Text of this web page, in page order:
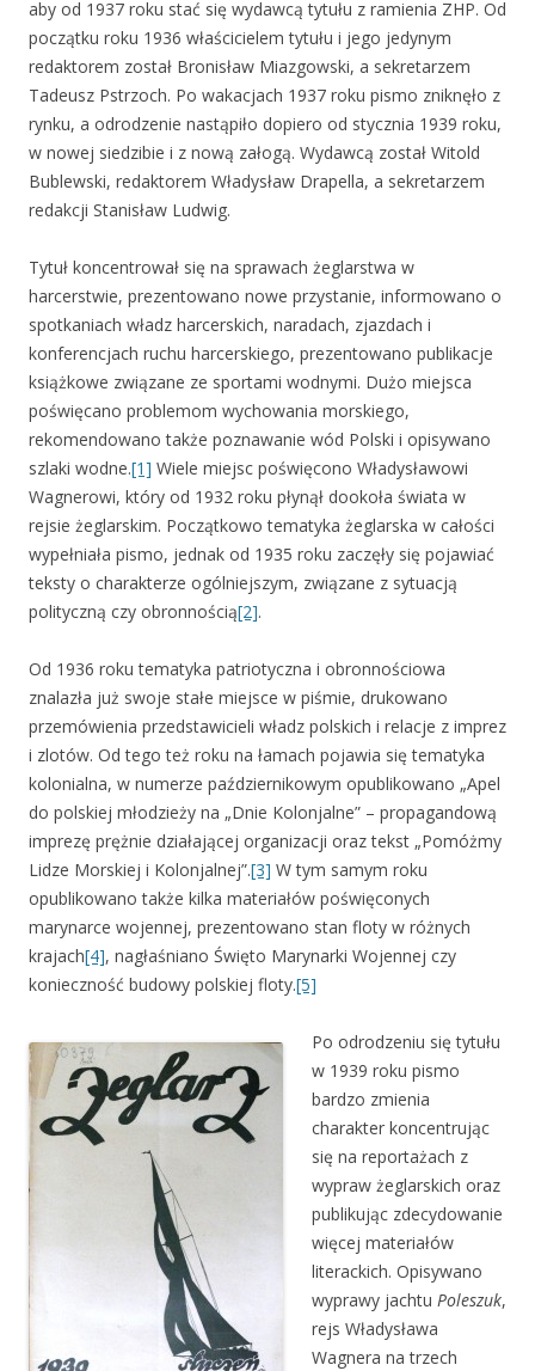
aby od 1937 roku stać się wydawcą tytułu z ramienia ZHP. Od
początku roku 1936 właścicielem tytułu i jego jedynym
redaktorem został Bronisław Miazgowski, a sekretarzem
Tadeusz Pstrzoch. Po wakacjach 1937 roku pismo zniknęło z
rynku, a odrodzenie nastąpiło dopiero od stycznia 1939 roku,
w nowej siedzibie i z nową załogą. Wydawcą został Witold
Bublewski, redaktorem Władysław Drapella, a sekretarzem
redakcji Stanisław Ludwig.
Tytuł koncentrował się na sprawach żeglarstwa w
harcerstwie, prezentowano nowe przystanie, informowano o
spotkaniach władz harcerskich, naradach, zjazdach i
konferencjach ruchu harcerskiego, prezentowano publikacje
książkowe związane ze sportami wodnymi. Dużo miejsca
poświęcano problemom wychowania morskiego,
rekomendowano także poznawanie wód Polski i opisywano
szlaki wodne.[1] Wiele miejsc poświęcono Władysławowi
Wagnerowi, który od 1932 roku płynął dookoła świata w
rejsie żeglarskim. Początkowo tematyka żeglarska w całości
wypełniała pismo, jednak od 1935 roku zaczęły się pojawiać
teksty o charakterze ogólniejszym, związane z sytuacją
polityczną czy obronnością[2].
Od 1936 roku tematyka patriotyczna i obronnościowa
znalazła już swoje stałe miejsce w piśmie, drukowano
przemówienia przedstawicieli władz polskich i relacje z imprez
i zlotów. Od tego też roku na łamach pojawia się tematyka
kolonialna, w numerze październikowym opublikowano „Apel
do polskiej młodzieży na „Dnie Kolonjalne” – propagandową
imprezę prężnie działającej organizacji oraz tekst „Pomóżmy
Lidze Morskiej i Kolonjalnej”.[3] W tym samym roku
opublikowano także kilka materiałów poświęconych
marynarce wojennej, prezentowano stan floty w różnych
krajach[4], nagłaśniano Święto Marynarki Wojennej czy
konieczność budowy polskiej floty.[5]
Po odrodzeniu się tytułu
w 1939 roku pismo
bardzo zmienia
charakter koncentrując
się na reportażach z
wypraw żeglarskich oraz
publikując zdecydowanie
więcej materiałów
literackich. Opisywano
wyprawy jachtu Poleszuk,
rejs Władysława
Wagnera na trzech